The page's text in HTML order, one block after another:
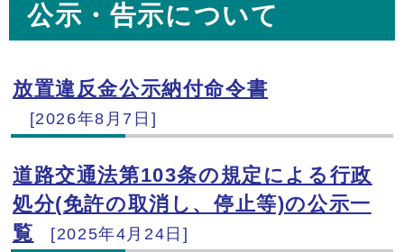
公示・告示について
メインメニュー
放置違反金公示納付命令書
[2026年8月7日]
道路交通法第103条の規定による行政
処分(免許の取消し、停止等)の公示一
覧
[2025年4月24日]